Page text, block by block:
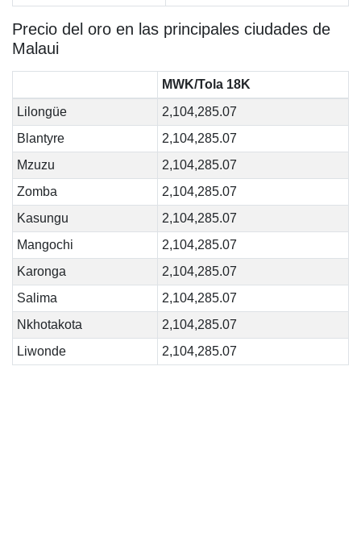
Precio del oro en las principales ciudades de
Malaui
MWK/Tola 18K
Lilongüe
2,104,285.07
Blantyre
2,104,285.07
Mzuzu
2,104,285.07
Zomba
2,104,285.07
Kasungu
2,104,285.07
Mangochi
2,104,285.07
Karonga
2,104,285.07
Salima
2,104,285.07
Nkhotakota
2,104,285.07
Liwonde
2,104,285.07